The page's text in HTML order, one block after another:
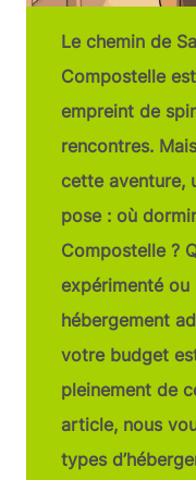
Le chemin de
Compostelle
empreint de
rencontres.
cette aventure,
pose : où
Compostelle ?
expérimenté
hébergement
votre budget
pleinement de
article, nous
types